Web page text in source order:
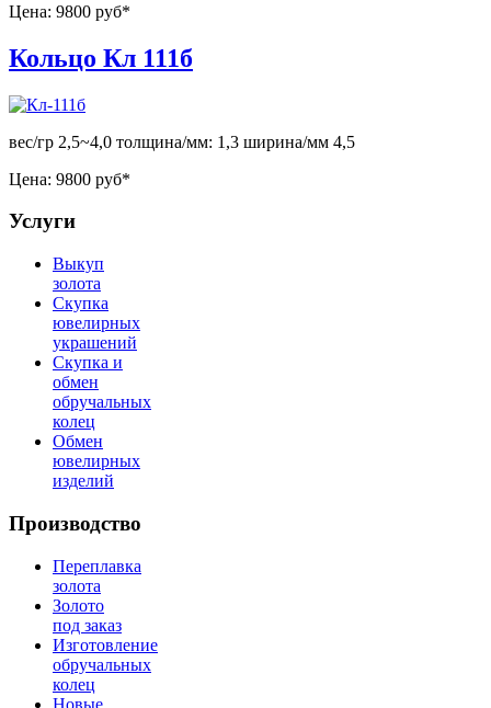
Цена: 9800 руб*
Кольцо Кл 111б
вес/гр 2,5~4,0 толщина/мм: 1,3 ширина/мм 4,5
Цена: 9800 руб*
Услуги
Выкуп
золота
Скупка
ювелирных
украшений
Скупка и
обмен
обручальных
колец
Обмен
ювелирных
изделий
Производство
Переплавка
золота
Золото
под заказ
Изготовление
обручальных
колец
Новые